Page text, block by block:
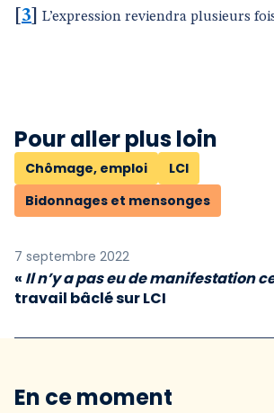
3 L’expression reviendra plusieurs
Pour aller plus loin
Chômage, emploi
LCI
Bidonnages et mensonges
7 septembre 2022
« Il n’y a pas eu de manifestation
travail bâclé sur LCI
En ce moment